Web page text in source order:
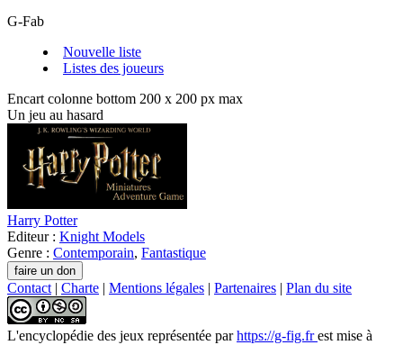
G-Fab
Nouvelle liste
Listes des joueurs
Encart colonne bottom 200 x 200 px max
Un jeu au hasard
Harry Potter
Editeur : Knight Models
Genre : Contemporain, Fantastique
Contact | Charte | Mentions légales | Partenaires | Plan du site
L'encyclopédie des jeux représentée parhttps://g-fig.frest mise à